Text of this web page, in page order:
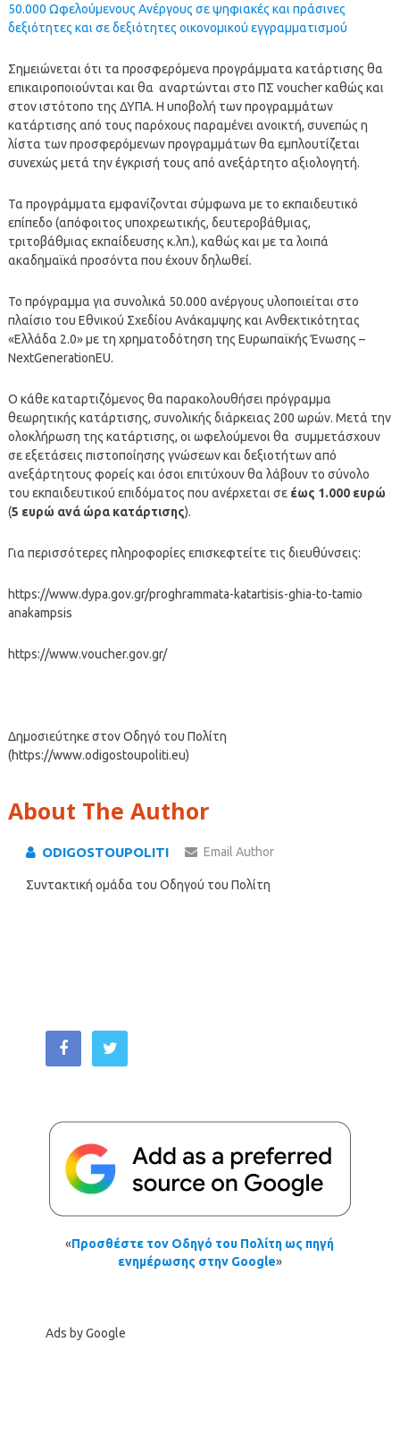
50.000 Ωφελούμενους Ανέργους σε ψηφιακές και πράσινες
δεξιότητες και σε δεξιότητες οικονομικού εγγραμματισμού
Σημειώνεται ότι τα προσφερόμενα προγράμματα κατάρτισης θα
επικαιροποιούνται και θα αναρτώνται στο ΠΣ voucher καθώς και
στον ιστότοπο της ΔΥΠΑ. H υποβολή των προγραμμάτων
κατάρτισης από τους παρόχους παραμένει ανοικτή, συνεπώς η
λίστα των προσφερόμενων προγραμμάτων θα εμπλουτίζεται
συνεχώς μετά την έγκρισή τους από ανεξάρτητο αξιολογητή.
Τα προγράμματα εμφανίζονται σύμφωνα με το εκπαιδευτικό
επίπεδο (απόφοιτος υποχρεωτικής, δευτεροβάθμιας,
τριτοβάθμιας εκπαίδευσης κ.λπ.), καθώς και με τα λοιπά
ακαδημαϊκά προσόντα που έχουν δηλωθεί.
Το πρόγραμμα για συνολικά 50.000 ανέργους υλοποιείται στο
πλαίσιο του Εθνικού Σχεδίου Ανάκαμψης και Ανθεκτικότητας
«Ελλάδα 2.0» με τη χρηματοδότηση της Ευρωπαϊκής Ένωσης –
NextGenerationEU.
Ο κάθε καταρτιζόμενος θα παρακολουθήσει πρόγραμμα
θεωρητικής κατάρτισης, συνολικής διάρκειας 200 ωρών. Μετά την
ολοκλήρωση της κατάρτισης, οι ωφελούμενοι θα συμμετάσχουν
σε εξετάσεις πιστοποίησης γνώσεων και δεξιοτήτων από
ανεξάρτητους φορείς και όσοι επιτύχουν θα λάβουν το σύνολο
του εκπαιδευτικού επιδόματος που ανέρχεται σε έως 1.000 ευρώ
(5 ευρώ ανά ώρα κατάρτισης).
Για περισσότερες πληροφορίες επισκεφτείτε τις διευθύνσεις:
https://www.dypa.gov.gr/proghrammata-katartisis-ghia-to-tamio
anakampsis
https://www.voucher.gov.gr/
Δημοσιεύτηκε στον Οδηγό του Πολίτη
(https://www.odigostoupoliti.eu)
About The Author
ODIGOSTOUPOLITI Email Author
Συντακτική ομάδα του Οδηγού του Πολίτη
«Προσθέστε τον Οδηγό του Πολίτη ως πηγή
ενημέρωσης στην Google»
Ads by Google